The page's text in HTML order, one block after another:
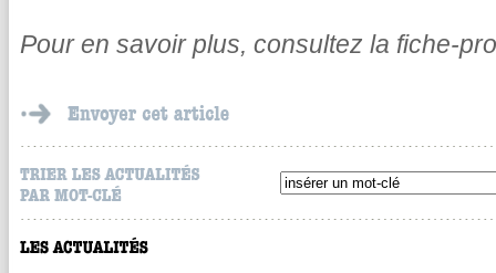
Pour en savoir plus, consultez la fiche-